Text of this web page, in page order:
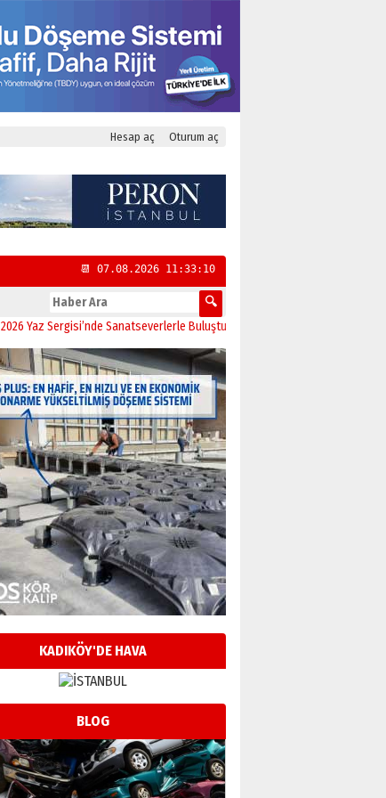
Hesap aç Oturum aç
📆 07.08.2026 11:33:11
Sergisi’nde Sanatseverlerle Buluştu 11:21CHP Kadıköy İlçe Başkanlığı’na
KADIKÖY'DE HAVA
BLOG